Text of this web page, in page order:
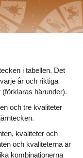
i tabellen. Det
år och riktiga
härunder).
och tre kvaliteter
kvaliteter och
och kvaliteterna är
kombinationerna